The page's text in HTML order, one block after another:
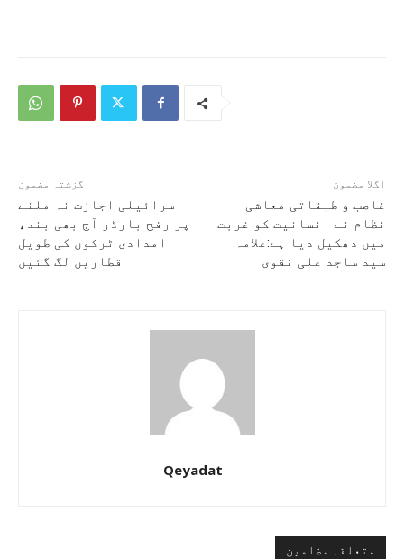
گزشتہ مضمون
اسرائیلی اجازت نہ ملنے
پر رفح بارڈر آج بھی بند،
امدادی ٹرکوں کی طویل
قطاریں لگ گئیں
اگلا مضمون
غاصب و طبقاتی معاشی
نظام نے انسانیت کو غربت
میں دھکیل دیا ہے:علامہ
سید ساجد علی نقوی
Qeyadat
متعلقہ مضامین